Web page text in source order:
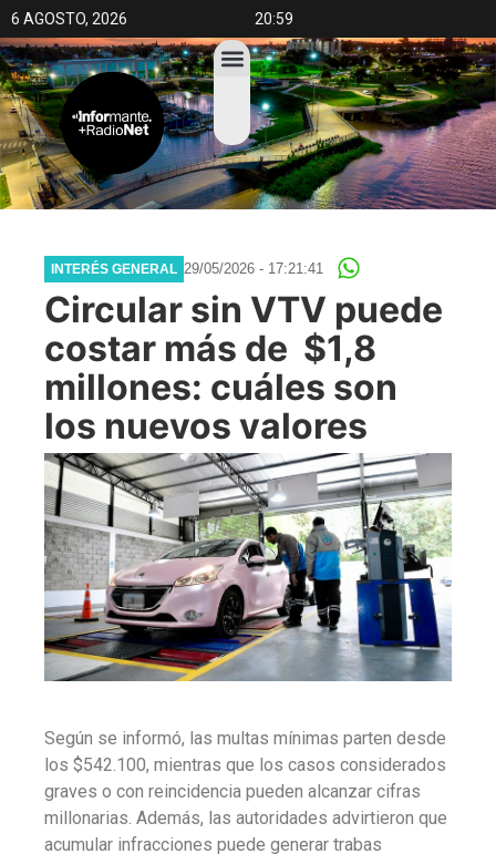
6 AGOSTO, 2026 20:59
INTERÉS GENERAL 29/05/2026 - 17:21:41
Circular sin VTV puede
costar más de $1,8
millones: cuáles son
los nuevos valores
Según se informó, las multas mínimas parten desde
los $542.100, mientras que los casos considerados
graves o con reincidencia pueden alcanzar cifras
millonarias. Además, las autoridades advirtieron que
acumular infracciones puede generar trabas